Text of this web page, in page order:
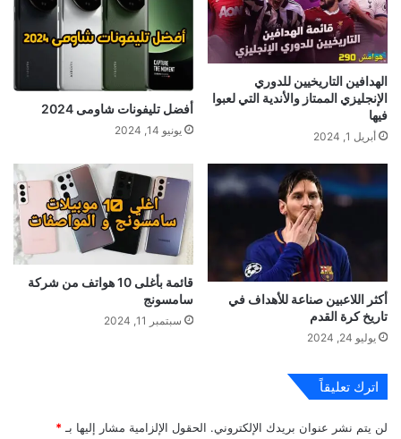
الهدافين التاريخيين للدوري
الإنجليزي الممتاز والأندية التي لعبوا
فيها
أبريل 1, 2024
أفضل تليفونات شاومى 2024
يونيو 14, 2024
أكثر اللاعبين صناعة للأهداف في
تاريخ كرة القدم
يوليو 24, 2024
قائمة بأغلى 10 هواتف من شركة
سامسونج
سبتمبر 11, 2024
اترك تعليقاً
لن يتم نشر عنوان بريدك الإلكتروني. الحقول الإلزامية مشار إليها بـ *